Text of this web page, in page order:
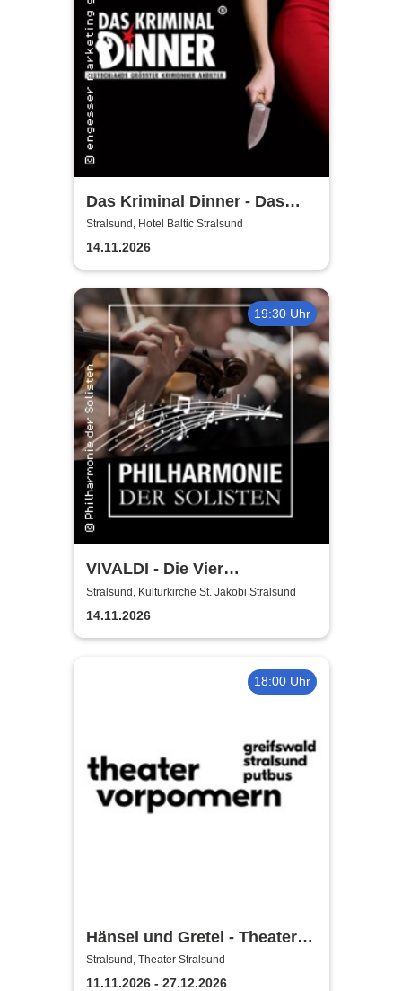
Das Kriminal Dinner - Das
True Crime Dinner
Stralsund, Hotel Baltic Stralsund
14.11.2026
19:30 Uhr
VIVALDI - Die Vier
Jahreszeiten | Philharmonie
der Solisten | Vladik Otaryan
Stralsund, Kulturkirche St. Jakobi Stralsund
14.11.2026
18:00 Uhr
Hänsel und Gretel - Theater
Vorpommern
Stralsund, Theater Stralsund
11.11.2026 - 27.12.2026